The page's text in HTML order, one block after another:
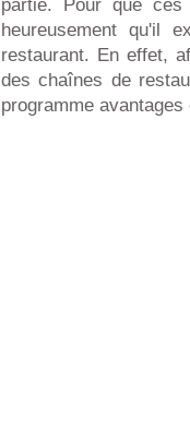
partie. Pour que
heureusement qu'il
restaurant. En effet,
des chaînes de
programme